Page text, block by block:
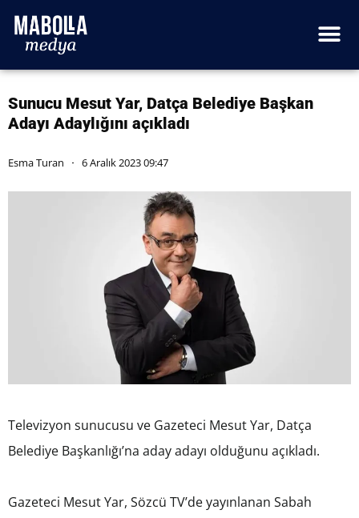
Sunucu Mesut Yar, Datça Belediye Başkan
Adayı Adaylığını açıkladı
Esma Turan 6 Aralık 2023 09:47
Televizyon sunucusu ve Gazeteci Mesut Yar, Datça
Belediye Başkanlığı’na aday adayı olduğunu açıkladı.
Gazeteci Mesut Yar, Sözcü TV’de yayınlanan Sabah